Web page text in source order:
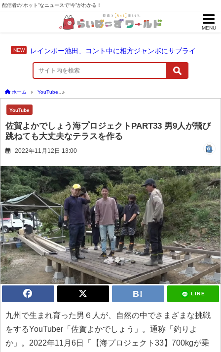
配信者の“ホット”なニュースで“今”がわかる！
MENU
ホーム YouTube
YouTube
佐賀よかでしょう海プロジェクトPART33 男9人が飛び
跳ねても大丈夫なテラスを作る
2022年11月12日 13:00
LINE
九州で生まれ育った男６人が、自然の中でさまざまな挑戦
をするYouTuber「佐賀よかでしょう」。通称「釣りよ
か」。2022年11月6日「【海プロジェクト33】700kgが乗